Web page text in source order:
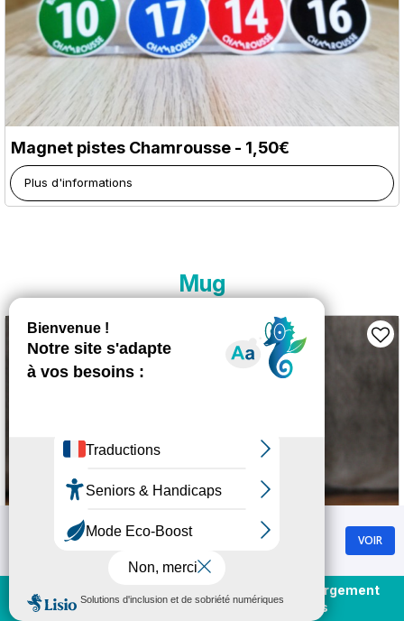
En direct
Achat et rechargement
forfaits
Magnet pistes Chamrousse - 1,50€
Plus d'informations
Mug
Mug mat en acier Chamrousse - 12€
Chamrousse
GRATUIT - Sur Google Play VOIR